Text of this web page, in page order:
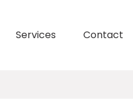
Services Contact